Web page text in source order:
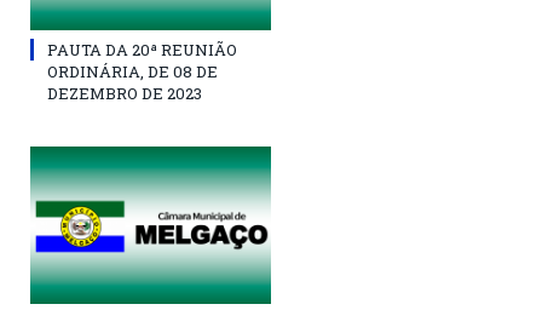
PAUTA DA 20ª REUNIÃO
ORDINÁRIA, DE 08 DE
DEZEMBRO DE 2023